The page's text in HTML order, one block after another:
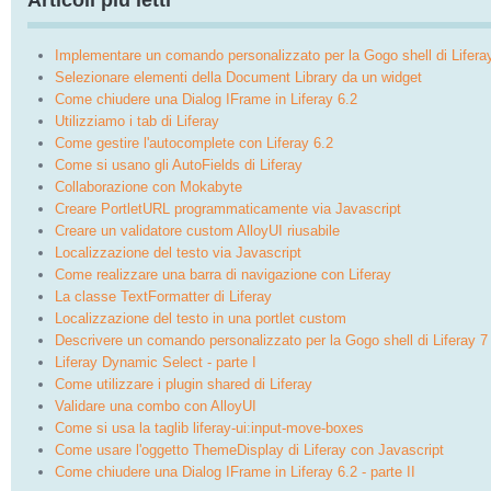
Implementare un comando personalizzato per la Gogo shell di
Selezionare elementi della Document Library da un widget
Come chiudere una Dialog IFrame in Liferay 6.2
Utilizziamo i tab di Liferay
Come gestire l'autocomplete con Liferay 6.2
Come si usano gli AutoFields di Liferay
Collaborazione con Mokabyte
Creare PortletURL programmaticamente via Javascript
Creare un validatore custom AlloyUI riusabile
Localizzazione del testo via Javascript
Come realizzare una barra di navigazione con Liferay
La classe TextFormatter di Liferay
Localizzazione del testo in una portlet custom
Descrivere un comando personalizzato per la Gogo shell di Liferay 7
Liferay Dynamic Select - parte I
Come utilizzare i plugin shared di Liferay
Validare una combo con AlloyUI
Come si usa la taglib liferay-ui:input-move-boxes
Come usare l'oggetto ThemeDisplay di Liferay con Javascript
Come chiudere una Dialog IFrame in Liferay 6.2 - parte II